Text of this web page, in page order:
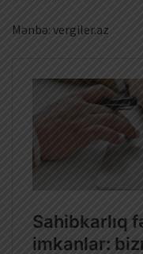
Mənbə: vergiler.az